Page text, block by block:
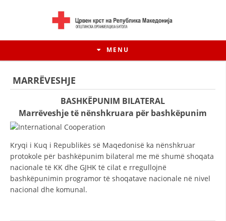
MENU
HISTORIA E LËVIZJES
MARRËVESHJE
BASHKËPUNIM BILATERAL
Marrëveshje të nënshkruara për bashkëpunim
Kryqi i Kuq i Republikës së Maqedonisë ka nënshkruar
protokole për bashkëpunim bilateral me më shumë shoqata
nacionale të KK dhe GJHK të cilat e rregullojnë
bashkëpunimin programor të shoqatave nacionale në nivel
nacional dhe komunal.